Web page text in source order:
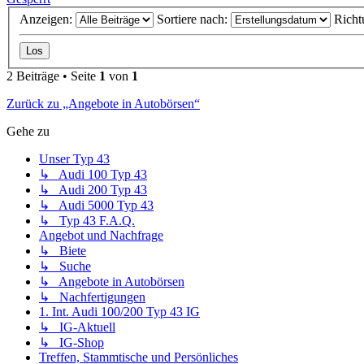
Anzeigen:
Sortiere nach:
2 Beiträge • Seite 1 von 1
Zurück zu „Angebote in Autobörsen“
Gehe zu
Unser Typ 43
↳ Audi 100 Typ 43
↳ Audi 200 Typ 43
↳ Audi 5000 Typ 43
↳ Typ 43 F.A.Q.
Angebot und Nachfrage
↳ Biete
↳ Suche
↳ Angebote in Autobörsen
↳ Nachfertigungen
1. Int. Audi 100/200 Typ 43 IG
↳ IG-Aktuell
↳ IG-Shop
Treffen, Stammtische und Persönliches